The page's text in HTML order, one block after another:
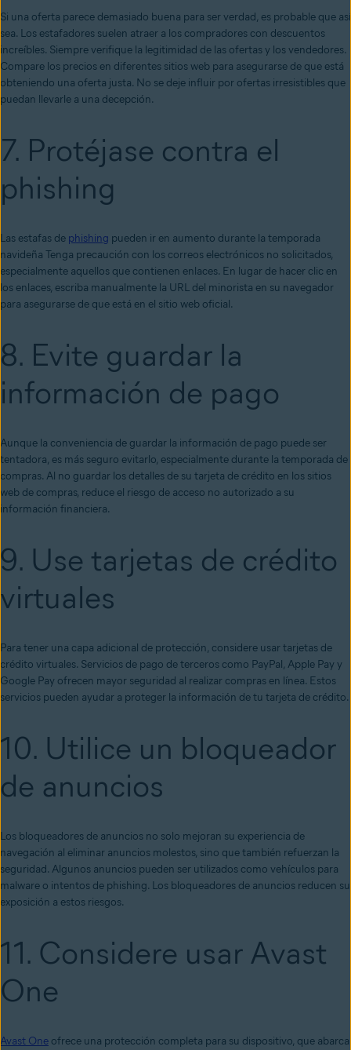
Si una oferta parece demasiado buena para ser verdad, es probable que así
sea. Los estafadores suelen atraer a los compradores con descuentos
increíbles. Siempre verifique la legitimidad de las ofertas y los vendedores.
Compare los precios en diferentes sitios web para asegurarse de que está
obteniendo una oferta justa. No se deje influir por ofertas irresistibles que
puedan llevarle a una decepción.
7. Protéjase contra el
phishing
Las estafas de phishing pueden ir en aumento durante la temporada
navideña Tenga precaución con los correos electrónicos no solicitados,
especialmente aquellos que contienen enlaces. En lugar de hacer clic en
los enlaces, escriba manualmente la URL del minorista en su navegador
para asegurarse de que está en el sitio web oficial.
8. Evite guardar la
información de pago
Aunque la conveniencia de guardar la información de pago puede ser
tentadora, es más seguro evitarlo, especialmente durante la temporada de
compras. Al no guardar los detalles de su tarjeta de crédito en los sitios
web de compras, reduce el riesgo de acceso no autorizado a su
información financiera.
9. Use tarjetas de crédito
virtuales
Para tener una capa adicional de protección, considere usar tarjetas de
crédito virtuales. Servicios de pago de terceros como PayPal, Apple Pay y
Google Pay ofrecen mayor seguridad al realizar compras en línea. Estos
servicios pueden ayudar a proteger la información de tu tarjeta de crédito.
10. Utilice un bloqueador
de anuncios
Los bloqueadores de anuncios no solo mejoran su experiencia de
navegación al eliminar anuncios molestos, sino que también refuerzan la
seguridad. Algunos anuncios pueden ser utilizados como vehículos para
malware o intentos de phishing. Los bloqueadores de anuncios reducen su
exposición a estos riesgos.
11. Considere usar Avast
One
Avast One ofrece una protección completa para su dispositivo, que abarca